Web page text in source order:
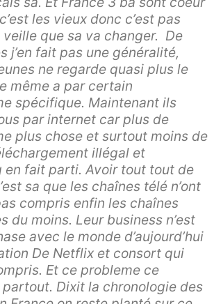
les vieux donc c’est pas
veille que sa va changer. De
j’en fait pas une généralité,
ne regarde quasi plus le
même a par certain
spécifique. Maintenant ils
par internet car plus de
plus chose et surtout moins de
illégal et
en fait parti. Avoir tout tout de
sa que les chaînes télé n’ont
compris enfin les chaînes
du moins. Leur business n’est
avec le monde d’aujourd’hui
De Netflix et consort qui
Et ce probleme ce
Dixit la chronologie des